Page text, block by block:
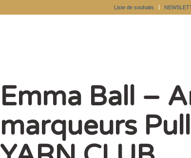
Liste de souhaits
Emma Ball –
marqueurs